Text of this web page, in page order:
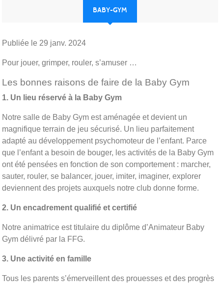
BABY-GYM
Publiée le 29 janv. 2024
Pour jouer, grimper, rouler, s’amuser …
Les bonnes raisons de faire de la Baby Gym
1. Un lieu réservé à la Baby Gym
Notre salle de Baby Gym est aménagée et devient un
magnifique terrain de jeu sécurisé. Un lieu parfaitement
adapté au développement psychomoteur de l’enfant. Parce
que l’enfant a besoin de bouger, les activités de la Baby Gym
ont été pensées en fonction de son comportement : marcher,
sauter, rouler, se balancer, jouer, imiter, imaginer, explorer
deviennent des projets auxquels notre club donne forme.
2. Un encadrement qualifié et certifié
Notre animatrice est titulaire du diplôme d’Animateur Baby
Gym délivré par la FFG.
3. Une activité en famille
Tous les parents s’émerveillent des prouesses et des progrès